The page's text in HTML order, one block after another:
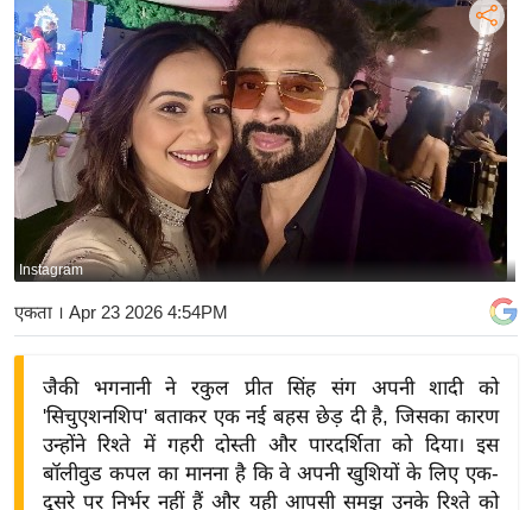
रा
ष्ट्री
य
अं
त
ष्ट्री
य
बि
ज़
ने
द्यो
Instagram
एकता । Apr 23 2026 4:54PM
जैकी भगनानी ने रकुल प्रीत सिंह संग अपनी शादी को
'सिचुएशनशिप' बताकर एक नई बहस छेड़ दी है, जिसका कारण
उन्होंने रिश्ते में गहरी दोस्ती और पारदर्शिता को दिया। इस
बॉलीवुड कपल का मानना है कि वे अपनी खुशियों के लिए एक-
दूसरे पर निर्भर नहीं हैं और यही आपसी समझ उनके रिश्ते को